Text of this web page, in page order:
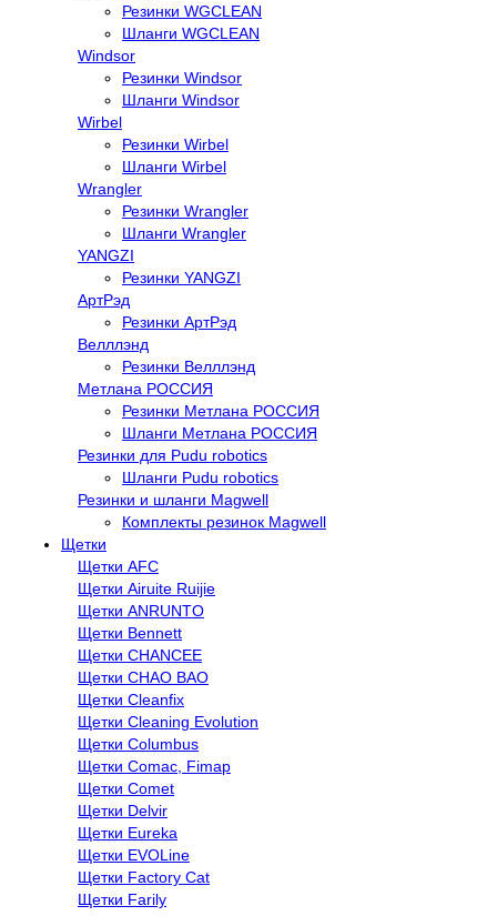
Резинки WGCLEAN
Шланги WGCLEAN
Windsor
Резинки Windsor
Шланги Windsor
Wirbel
Резинки Wirbel
Шланги Wirbel
Wrangler
Резинки Wrangler
Шланги Wrangler
YANGZI
Резинки YANGZI
АртРэд
Резинки АртРэд
Велллэнд
Резинки Велллэнд
Метлана РОССИЯ
Резинки Метлана РОССИЯ
Шланги Метлана РОССИЯ
Резинки для Pudu robotics
Шланги Pudu robotics
Резинки и шланги Magwell
Комплекты резинок Magwell
Щетки
Щетки AFC
Щетки Airuite Ruijie
Щетки ANRUNTO
Щетки Bennett
Щетки CHANCEE
Щетки CHAO BAO
Щетки Cleanfix
Щетки Cleaning Evolution
Щетки Columbus
Щетки Comac, Fimap
Щетки Comet
Щетки Delvir
Щетки Eureka
Щетки EVOLine
Щетки Factory Cat
Щетки Farily